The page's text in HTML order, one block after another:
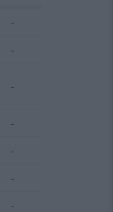
-
-
-
-
-
-
-